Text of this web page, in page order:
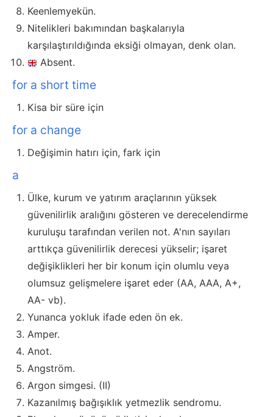
Keenlemyekün.
Nitelikleri bakımından başkalarıyla
karşılaştırıldığında eksiği olmayan, denk olan.
Absent.
for a short time
Kisa bir süre için
for a change
Değişimin hatırı için, fark için
a
Ülke, kurum ve yatırım araçlarının yüksek
güvenilirlik aralığını gösteren ve derecelendirme
kuruluşu tarafından verilen not. A'nın sayıları
arttıkça güvenilirlik derecesi yükselir; işaret
değişiklikleri her bir konum için olumlu veya
olumsuz gelişmelere işaret eder (AA, AAA, A+,
AA- vb).
Yunanca yokluk ifade eden ön ek.
Amper.
Anot.
Angström.
Argon simgesi. (II)
Kazanılmış bağışıklık yetmezlik sendromu.